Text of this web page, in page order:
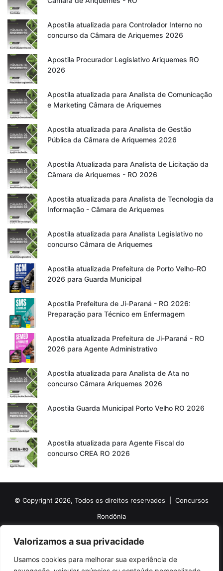
Valorizamos a sua privacidade
Usamos cookies para melhorar sua experiência de
Apostila atualizada para Controlador Interno no
concurso da Câmara de Ariquemes 2026
Apostila Procurador Legislativo Ariquemes RO
2026
Apostila atualizada para Analista de Comunicação
e Marketing Câmara de Ariquemes
Apostila atualizada para Analista de Gestão
Pública da Câmara de Ariquemes 2026
Apostila Atualizada para Analista de Licitação da
Câmara de Ariquemes - RO 2026
Apostila atualizada para Analista de Tecnologia da
Informação - Câmara de Ariquemes
Apostila atualizada para Analista Legislativo no
concurso Câmara de Ariquemes
Apostila atualizada Prefeitura de Porto Velho-RO
2026 para Guarda Municipal
Apostila Prefeitura de Ji-Paraná - RO 2026:
Preparação para Técnico em Enfermagem
Apostila atualizada Prefeitura de Ji-Paraná - RO
2026 para Agente Administrativo
Apostila atualizada para Analista de Ata no
concurso Câmara Ariquemes 2026
Apostila Guarda Municipal Porto Velho RO 2026
Apostila atualizada para Agente Fiscal do
concurso CREA RO 2026
© Copyright 2026, Todos os direitos reservados | Concursos
Rondônia
Sobre o Concursos Rondônia
Siga nossas redes sociais
Web Stories Anuncie